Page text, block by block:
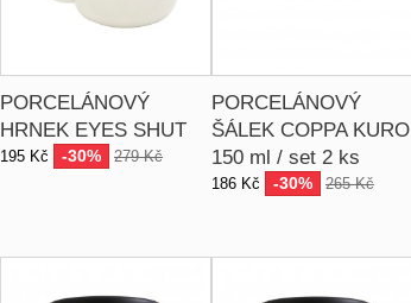
PORCELÁNOVÝ
HRNEK EYES SHUT
195 Kč -30% 279 Kč
PORCELÁNOVÝ
ŠÁLEK COPPA KURO
150 ml / set 2 ks
186 Kč -30% 265 Kč